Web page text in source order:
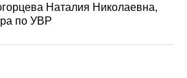
Наталия Николаевна,
по УВР